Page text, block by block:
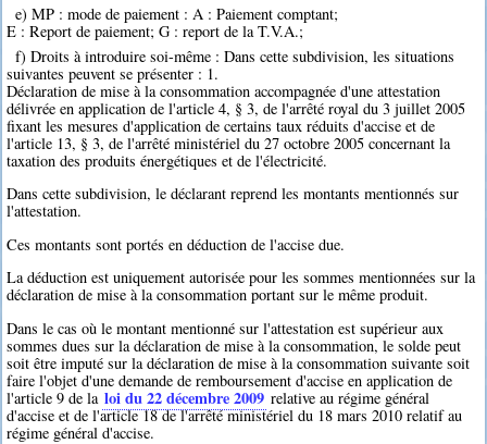
e) MP : mode de paiement : A : Paiement comptant;
E : Report de paiement; G : report de la T.V.A.;
f) Droits à introduire soi-même : Dans cette subdivision, les situations
suivantes peuvent se présenter : 1.
Déclaration de mise à la consommation accompagnée d'une attestation
délivrée en application de l'article 4, § 3, de l'arrêté royal du 3 juillet 2005
fixant les mesures d'application de certains taux réduits d'accise et de
l'article 13, § 3, de l'arrêté ministériel du 27 octobre 2005 concernant la
taxation des produits énergétiques et de l'électricité.
Dans cette subdivision, le déclarant reprend les montants mentionnés sur
l'attestation.
Ces montants sont portés en déduction de l'accise due.
La déduction est uniquement autorisée pour les sommes mentionnées sur la
déclaration de mise à la consommation portant sur le même produit.
Dans le cas où le montant mentionné sur l'attestation est supérieur aux
sommes dues sur la déclaration de mise à la consommation, le solde peut
soit être imputé sur la déclaration de mise à la consommation suivante soit
faire l'objet d'une demande de remboursement d'accise en application de
l'article 9 de la loi du 22 décembre 2009 relative au régime général
d'accise et de l'article 18 de l'arrêté ministériel du 18 mars 2010 relatif au
régime général d'accise.